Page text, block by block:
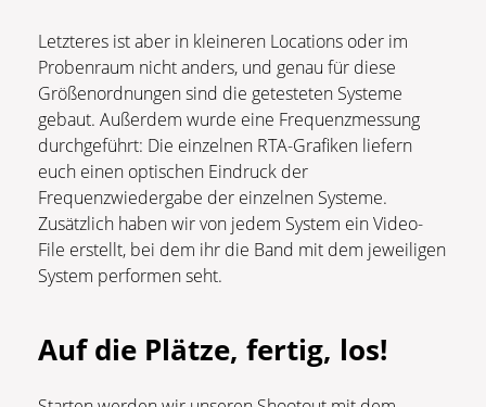
Letzteres ist aber in kleineren Locations oder im
Probenraum nicht anders, und genau für diese
Größenordnungen sind die getesteten Systeme
gebaut. Außerdem wurde eine Frequenzmessung
durchgeführt: Die einzelnen RTA-Grafiken liefern
euch einen optischen Eindruck der
Frequenzwiedergabe der einzelnen Systeme.
Zusätzlich haben wir von jedem System ein Video-
File erstellt, bei dem ihr die Band mit dem jeweiligen
System performen seht.
Auf die Plätze, fertig, los!